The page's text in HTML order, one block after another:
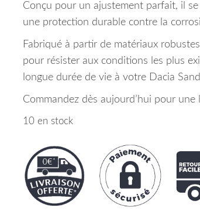
Conçu pour un ajustement parfait, il
une protection durable contre la
Fabriqué à partir de matériaux
pour résister aux conditions les plus
longue durée de vie à votre Dacia
Commandez dès aujourd’hui pour
10 en stock